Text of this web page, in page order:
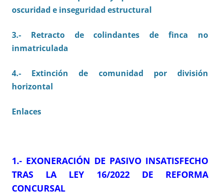
oscuridad e inseguridad estructural
3.- Retracto de colindantes de finca no
inmatriculada
4.- Extinción de comunidad por división
horizontal
Enlaces
1.- EXONERACIÓN DE PASIVO INSATISFECHO
TRAS LA LEY 16/2022 DE REFORMA
CONCURSAL